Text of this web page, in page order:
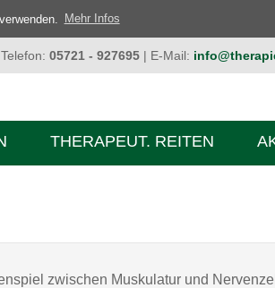
Mehr Infos
Telefon: 05721 - 927695 | E-Mail:
THERAPEUT. REITEN
zwischen Muskulatur und